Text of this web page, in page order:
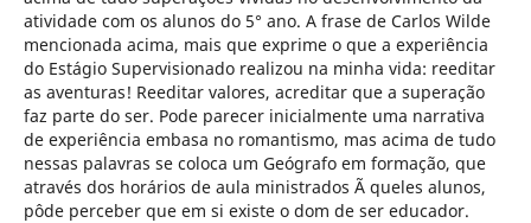
atividade com os alunos do 5° ano. A frase de Carlos Wilde
mencionada acima, mais que exprime o que a experiência
do Estágio Supervisionado realizou na minha vida: reeditar
as aventuras! Reeditar valores, acreditar que a superação
faz parte do ser. Pode parecer inicialmente uma narrativa
de experiência embasa no romantismo, mas acima de tudo
nessas palavras se coloca um Geógrafo em formação, que
através dos horários de aula ministrados Ã queles alunos,
pôde perceber que em si existe o dom de ser educador.